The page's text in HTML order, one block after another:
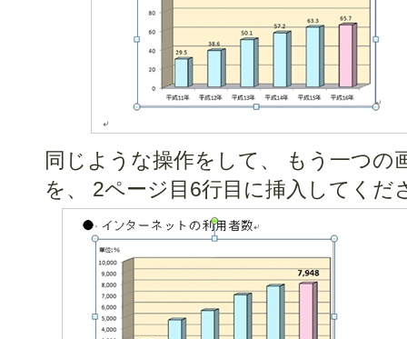
同じような操作をして、 もう一つの
を、 2ページ目6行目に挿入してくだ